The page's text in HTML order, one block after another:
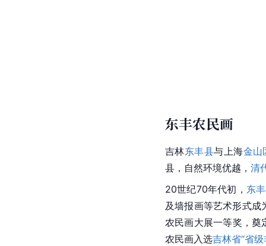
东丰农民画
吉林东丰县与上海金山
县，自然环境优越， 清
20世纪70年代初， 东
及墙报画等艺术形式
农民画大展一等奖，奠
农民画入选吉林省“省